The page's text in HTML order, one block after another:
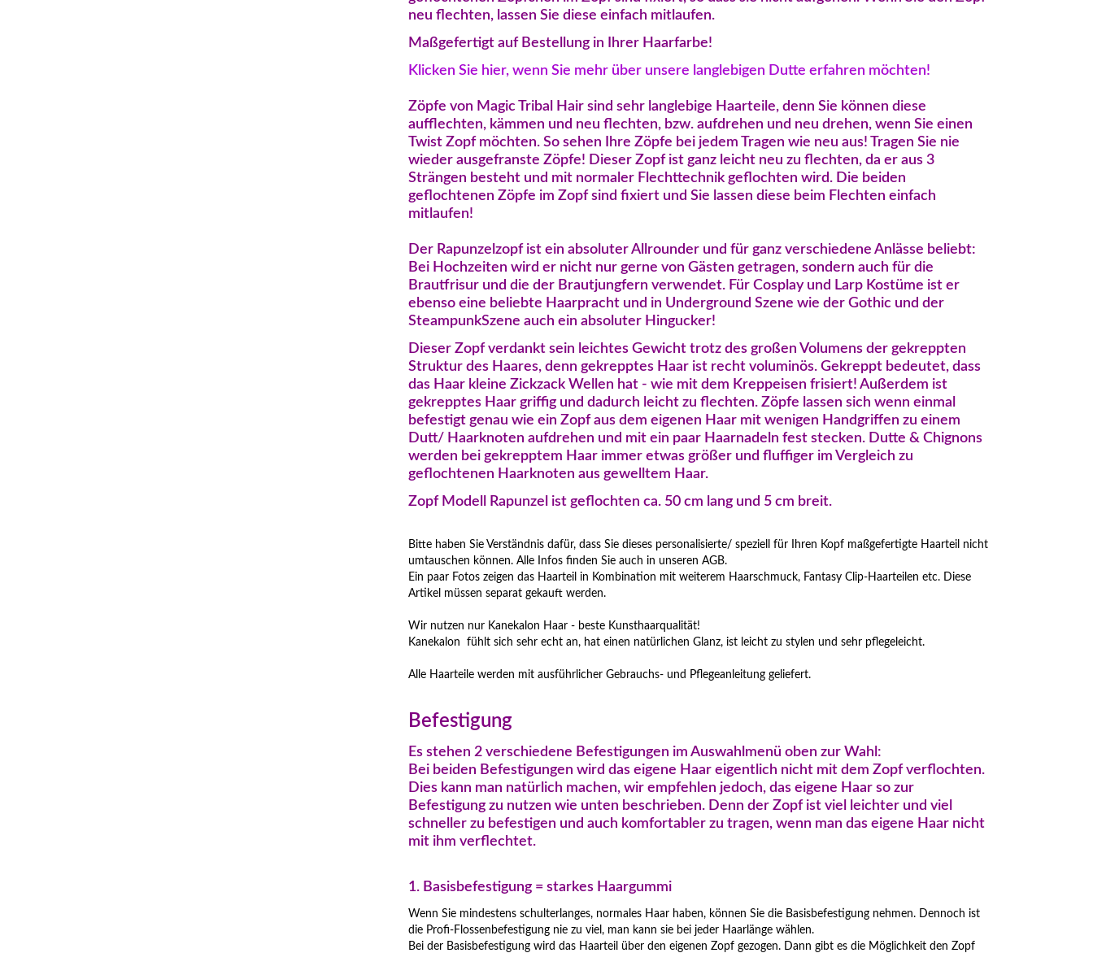
neu flechten, lassen Sie diese einfach mitlaufen.
Maßgefertigt auf Bestellung in Ihrer Haarfarbe!
Klicken Sie hier, wenn Sie mehr über unsere langlebigen Dutte erfahren möchten!
Zöpfe von Magic Tribal Hair sind sehr langlebige Haarteile, denn Sie können diese
aufflechten, kämmen und neu flechten, bzw. aufdrehen und neu drehen, wenn Sie einen
Twist Zopf möchten. So sehen Ihre Zöpfe bei jedem Tragen wie neu aus! Tragen Sie nie
wieder ausgefranste Zöpfe! Dieser Zopf ist ganz leicht neu zu flechten, da er aus 3
Strängen besteht und mit normaler Flechttechnik geflochten wird. Die beiden
geflochtenen Zöpfe im Zopf sind fixiert und Sie lassen diese beim Flechten einfach
mitlaufen!
Der Rapunzelzopf ist ein absoluter Allrounder und für ganz verschiedene Anlässe beliebt:
Bei Hochzeiten wird er nicht nur gerne von Gästen getragen, sondern auch für die
Brautfrisur und die der Brautjungfern verwendet. Für Cosplay und Larp Kostüme ist er
ebenso eine beliebte Haarpracht und in Underground Szene wie der Gothic und der
SteampunkSzene auch ein absoluter Hingucker!
Dieser Zopf verdankt sein leichtes Gewicht trotz des großen Volumens der gekreppten
Struktur des Haares, denn gekrepptes Haar ist recht voluminös. Gekreppt bedeutet, dass
das Haar kleine Zickzack Wellen hat - wie mit dem Kreppeisen frisiert! Außerdem ist
gekrepptes Haar griffig und dadurch leicht zu flechten. Zöpfe lassen sich wenn einmal
befestigt genau wie ein Zopf aus dem eigenen Haar mit wenigen Handgriffen zu einem
Dutt/ Haarknoten aufdrehen und mit ein paar Haarnadeln fest stecken. Dutte & Chignons
werden bei gekrepptem Haar immer etwas größer und fluffiger im Vergleich zu
geflochtenen Haarknoten aus gewelltem Haar.
Zopf Modell Rapunzel ist geflochten ca. 50 cm lang und 5 cm breit.
Bitte haben Sie Verständnis dafür, dass Sie dieses personalisierte/ speziell für Ihren Kopf maßgefertigte Haarteil nicht
umtauschen können. Alle Infos finden Sie auch in unseren AGB.
Ein paar Fotos zeigen das Haarteil in Kombination mit weiterem Haarschmuck, Fantasy Clip-Haarteilen etc. Diese
Artikel müssen separat gekauft werden.
Wir nutzen nur Kanekalon Haar - beste Kunsthaarqualität!
Kanekalon fühlt sich sehr echt an, hat einen natürlichen Glanz, ist leicht zu stylen und sehr pflegeleicht.
Alle Haarteile werden mit ausführlicher Gebrauchs- und Pflegeanleitung geliefert.
Befestigung
Es stehen 2 verschiedene Befestigungen im Auswahlmenü oben zur Wahl:
Bei beiden Befestigungen wird das eigene Haar eigentlich nicht mit dem Zopf verflochten.
Dies kann man natürlich machen, wir empfehlen jedoch, das eigene Haar so zur
Befestigung zu nutzen wie unten beschrieben. Denn der Zopf ist viel leichter und viel
schneller zu befestigen und auch komfortabler zu tragen, wenn man das eigene Haar nicht
mit ihm verflechtet.
1. Basisbefestigung = starkes Haargummi
Wenn Sie mindestens schulterlanges, normales Haar haben, können Sie die Basisbefestigung nehmen. Dennoch ist
die Profi-Flossenbefestigung nie zu viel, man kann sie bei jeder Haarlänge wählen.
Bei der Basisbefestigung wird das Haarteil über den eigenen Zopf gezogen. Dann gibt es die Möglichkeit den Zopf